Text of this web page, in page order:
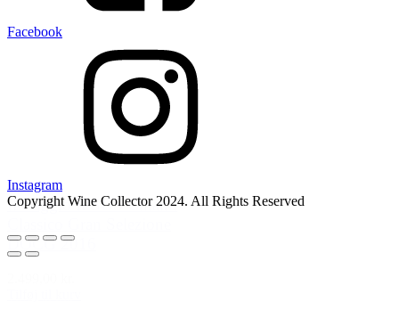
Il Caggio IPSUS Chianti
DOCG 2016
Facebook
Instagram
Copyright Wine Collector 2024. All Rights Reserved